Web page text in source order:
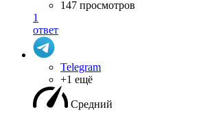
147 просмотров
1
ответ
Telegram
+1 ещё
Средний